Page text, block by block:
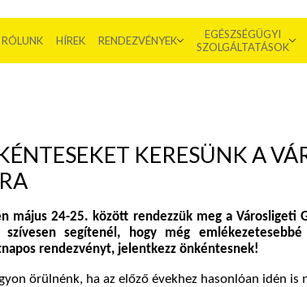
RÓLUNK HÍREK RENDEZVÉNYEK
EGÉSZSÉGÜGYI
SZOLGÁLTATÁSOK
KERESÜNK A
május 24-25. között rendezzük meg a Városligeti
szívesen segítenél, hogy még
rendezvényt, jelentkezz önkéntesnek!
örülnénk, ha az előző évekhez hasonlóan idén is